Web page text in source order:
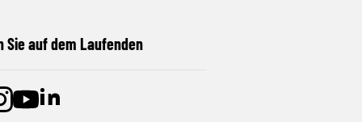
Sie auf dem Laufenden